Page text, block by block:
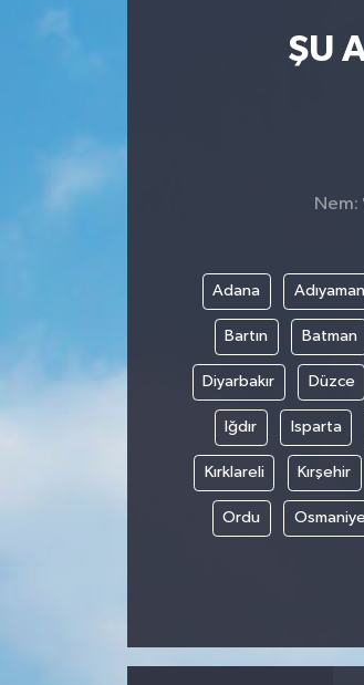
ŞU
Nem:
Adana Adıyaman
Bartın Batman
Diyarbakır Düzce
Iğdır Isparta
Kırklareli Kırşehir
Ordu Osmaniye
Turizm